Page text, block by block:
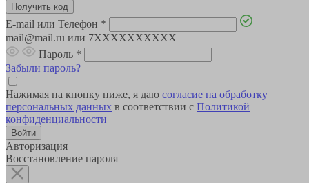
E-mail или Телефон *
mail@mail.ru или 7XXXXXXXXXX
Пароль *
Забыли пароль?
Нажимая на кнопку ниже, я даю согласие на обработку
персональных данных в соответствии с Политикой
конфиденциальности
Авторизация
Восстановление пароля